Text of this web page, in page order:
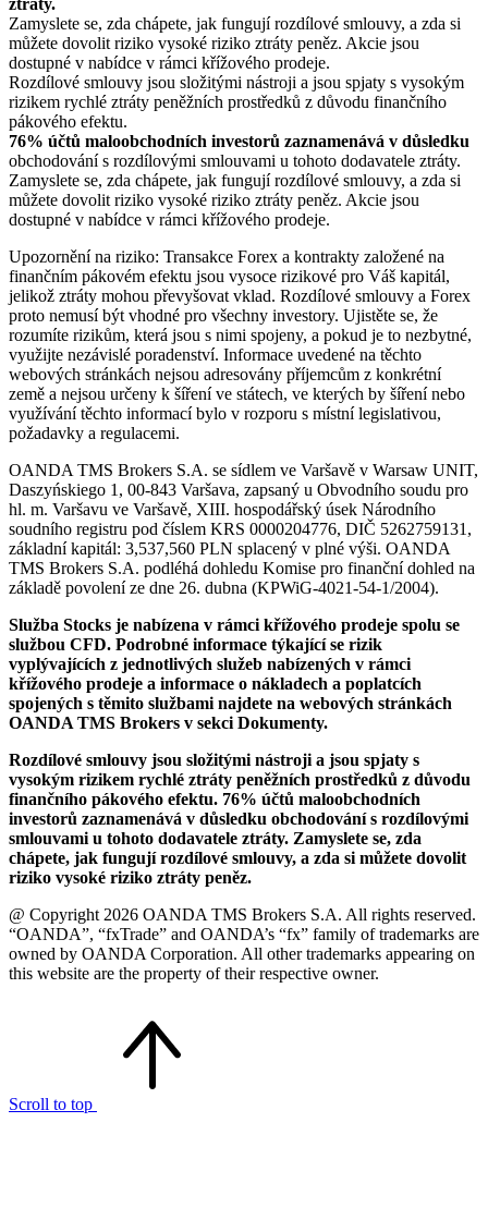
Zamyslete se, zda chápete, jak fungují rozdílové smlouvy, a zda si
můžete dovolit riziko vysoké riziko ztráty peněz. Akcie jsou
dostupné v nabídce v rámci křížového prodeje.
Rozdílové smlouvy jsou složitými nástroji a jsou spjaty s vysokým
rizikem rychlé ztráty peněžních prostředků z důvodu finančního
pákového efektu.
76% účtů maloobchodních investorů zaznamenává v důsledku
obchodování s rozdílovými smlouvami u tohoto dodavatele ztráty.
Zamyslete se, zda chápete, jak fungují rozdílové smlouvy, a zda si
můžete dovolit riziko vysoké riziko ztráty peněz. Akcie jsou
dostupné v nabídce v rámci křížového prodeje.
Upozornění na riziko: Transakce Forex a kontrakty založené na
finančním pákovém efektu jsou vysoce rizikové pro Váš kapitál,
jelikož ztráty mohou převyšovat vklad. Rozdílové smlouvy a Forex
proto nemusí být vhodné pro všechny investory. Ujistěte se, že
rozumíte rizikům, která jsou s nimi spojeny, a pokud je to nezbytné,
využijte nezávislé poradenství. Informace uvedené na těchto
webových stránkách nejsou adresovány příjemcům z konkrétní
země a nejsou určeny k šíření ve státech, ve kterých by šíření nebo
využívání těchto informací bylo v rozporu s místní legislativou,
požadavky a regulacemi.
OANDA TMS Brokers S.A. se sídlem ve Varšavě v Warsaw UNIT,
Daszyńskiego 1, 00-843 Varšava, zapsaný u Obvodního soudu pro
hl. m. Varšavu ve Varšavě, XIII. hospodářský úsek Národního
soudního registru pod číslem KRS 0000204776, DIČ 5262759131,
základní kapitál: 3,537,560 PLN splacený v plné výši. OANDA
TMS Brokers S.A. podléhá dohledu Komise pro finanční dohled na
základě povolení ze dne 26. dubna (KPWiG-4021-54-1/2004).
Služba Stocks je nabízena v rámci křížového prodeje spolu se
službou CFD. Podrobné informace týkající se rizik
vyplývajících z jednotlivých služeb nabízených v rámci
křížového prodeje a informace o nákladech a poplatcích
spojených s těmito službami najdete na webových stránkách
OANDA TMS Brokers v sekci Dokumenty.
Rozdílové smlouvy jsou složitými nástroji a jsou spjaty s
vysokým rizikem rychlé ztráty peněžních prostředků z důvodu
finančního pákového efektu. 76% účtů maloobchodních
investorů zaznamenává v důsledku obchodování s rozdílovými
smlouvami u tohoto dodavatele ztráty. Zamyslete se, zda
chápete, jak fungují rozdílové smlouvy, a zda si můžete dovolit
riziko vysoké riziko ztráty peněz.
@ Copyright 2026 OANDA TMS Brokers S.A. All rights reserved.
“OANDA”, “fxTrade” and OANDA’s “fx” family of trademarks are
owned by OANDA Corporation. All other trademarks appearing on
this website are the property of their respective owner.
Scroll to top